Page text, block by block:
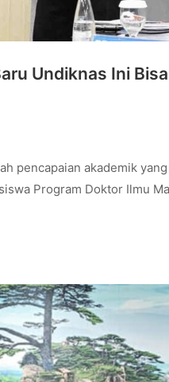
Undiknas Ini
pencapaian akademik
Program Doktor Ilmu